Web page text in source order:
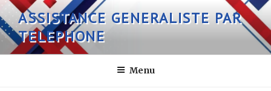
Aller
au
contenu
principal
ASSISTANCE GENERALISTE PAR
TELEPHONE
Menu